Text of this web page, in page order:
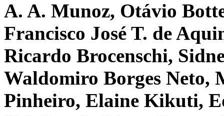
A. A. Munoz, Otávio
Francisco José T. de
Ricardo Brocenschi,
Waldomiro Borges Neto,
Pinheiro, Elaine Kikuti,